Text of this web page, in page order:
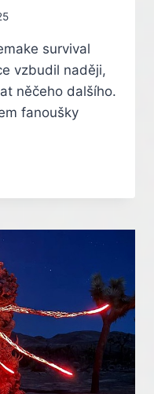
survival
vzbudil naději,
něčeho dalšího.
fanoušky